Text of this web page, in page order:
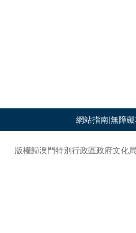
網站指南|無障
版權歸澳門特別行政區政府文化